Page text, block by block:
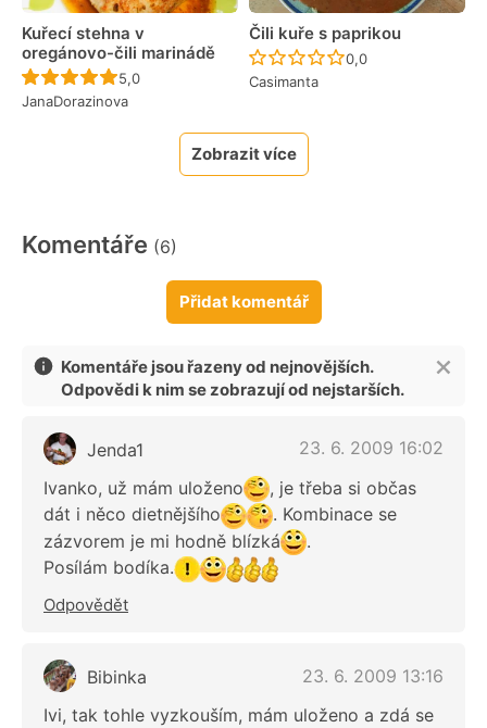
Kuřecí stehna v
oregánovo-čili marinádě
Recept ještě nebyl hodnocen
5,0
JanaDorazinova
Čili kuře s paprikou
Recept ještě nebyl
0,0
Casimanta
Zobrazit více
Komentáře (6)
Přidat komentář
Komentáře jsou řazeny od nejnovějších.
Odpovědi k nim se zobrazují od nejstarších.
Jenda1
23. 6. 2009 16:02
Ivanko, už mám uloženo
, je třeba si občas
dát i něco dietnějšího
. Kombinace se
zázvorem je mi hodně blízká
.
Posílám bodíka.
Odpovědět
Bibinka
23. 6. 2009 13:16
Ivi, tak tohle vyzkouším, mám uloženo a zdá se